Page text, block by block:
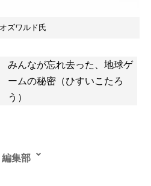
ズワルド氏
みんなが忘れ去った、地球ゲ
ームの秘密（ひすいこたろ
う）
編集部